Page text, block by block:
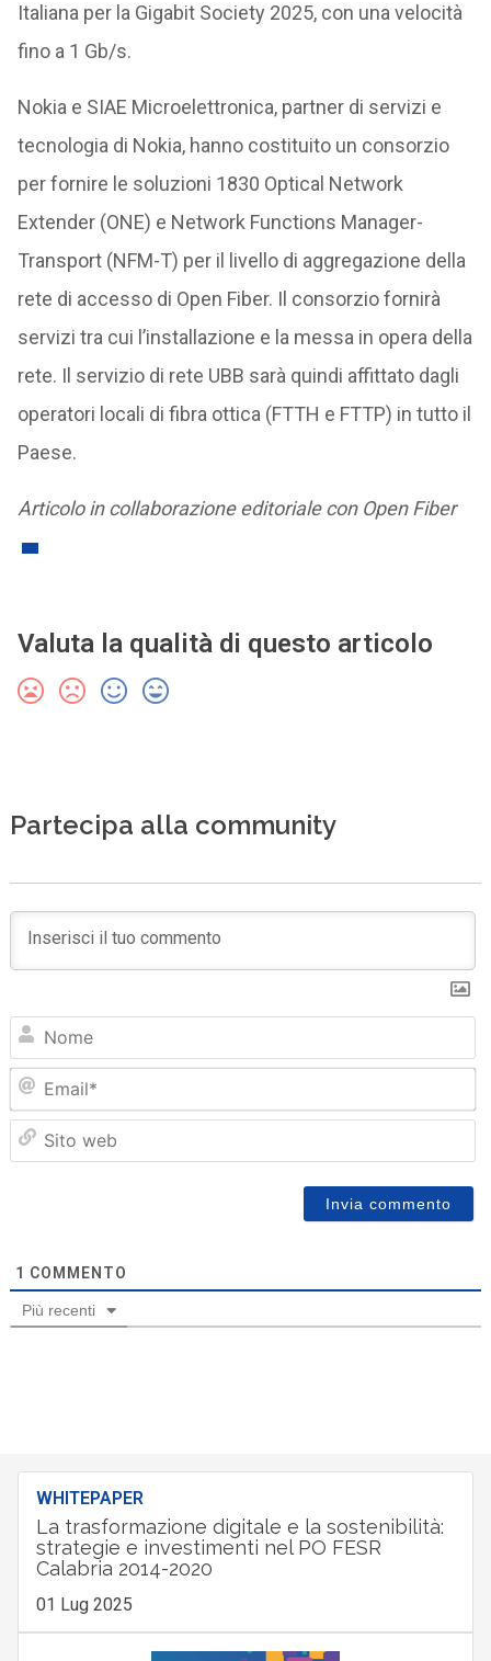
Italiana per la Gigabit Society 2025, con una velocità
fino a 1 Gb/s.
Nokia e SIAE Microelettronica, partner di servizi e
tecnologia di Nokia, hanno costituito un consorzio
per fornire le soluzioni 1830 Optical Network
Extender (ONE) e Network Functions Manager-
Transport (NFM-T) per il livello di aggregazione della
rete di accesso di Open Fiber. Il consorzio fornirà
servizi tra cui l’installazione e la messa in opera della
rete. Il servizio di rete UBB sarà quindi affittato dagli
operatori locali di fibra ottica (FTTH e FTTP) in tutto il
Paese.
Articolo in collaborazione editoriale con Open Fiber
Valuta la qualità di questo articolo
Partecipa alla community
1 COMMENTO
Più recenti
WHITEPAPER
La trasformazione digitale e la sostenibilità:
strategie e investimenti nel PO FESR
Calabria 2014-2020
01 Lug 2025